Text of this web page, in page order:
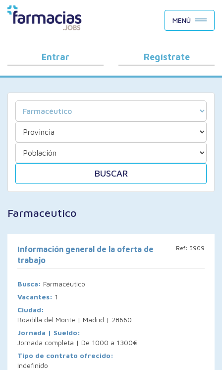
BUSCAR CANDIDATOS
OFERTAS DE EMPLEO
COMO FUNCIONA
PORQUÉ FARMACIAS.JOBS
BLOG
MENÚ
Entrar Regístrate
BUSCAR
Farmaceutico
Ref: 5909
Información general de la oferta de
trabajo
Busca: Farmacéutico
Vacantes: 1
Ciudad:
Boadilla del Monte | Madrid | 28660
Jornada | Sueldo:
Jornada completa | De 1000 a 1300€
Tipo de contrato ofrecido:
Indefinido